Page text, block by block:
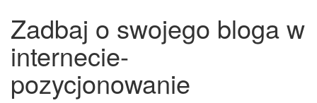
Zadbaj o swojego bloga w
internecie-
pozycjonowanie